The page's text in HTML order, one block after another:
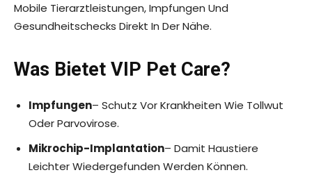
Mobile Tierarztleistungen, Impfungen Und
Gesundheitschecks Direkt In Der Nähe.
Was Bietet VIP Pet Care?
Impfungen– Schutz Vor Krankheiten Wie Tollwut
Oder Parvovirose.
Mikrochip-Implantation– Damit Haustiere
Leichter Wiedergefunden Werden Können.